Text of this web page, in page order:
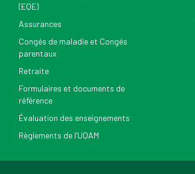
(EQE)
Assurances
Congés de maladie et Congés
parentaux
Retraite
Formulaires et documents de
référence
Évaluation des enseignements
Règlements de l’UQAM